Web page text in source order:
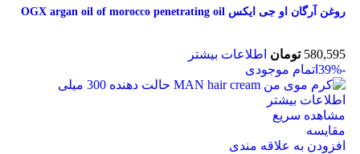
روغن آرگان او جی ايکس OGX argan oil of morocco penetrating oil
580,595 تومان اطلاعات بیشتر
-39%
اتمام موجودی
اطلاعات بیشتر
مشاهده سریع
مقایسه
افزودن به علاقه مندی